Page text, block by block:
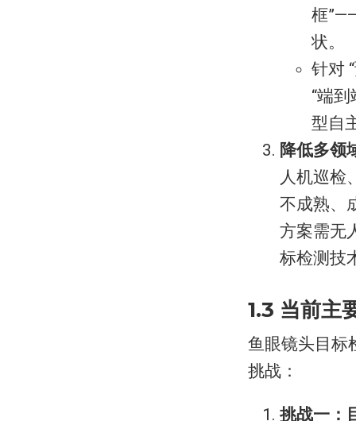
框
状。
针对
“端
型自
降低多领
人机巡检
不成熟、
方案需无
标检测技
1.3 当前主
鱼眼镜头目标
挑战：
挑战一：